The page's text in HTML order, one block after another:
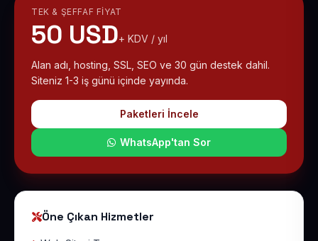
TEK & ŞEFFAF FIYAT
50 USD+ KDV / yıl
Alan adı, hosting, SSL, SEO ve 30 gün destek dahil.
Siteniz 1-3 iş günü içinde yayında.
Paketleri İncele
WhatsApp'tan Sor
Öne Çıkan Hizmetler